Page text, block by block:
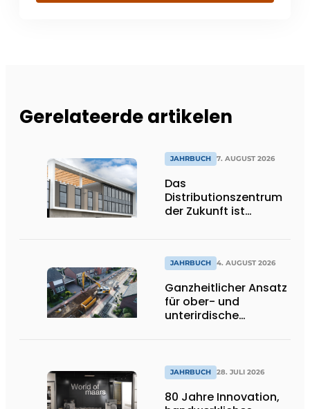
Gerelateerde artikelen
JAHRBUCH 7. AUGUST 2026
Das
Distributionszentrum
der Zukunft ist
lässt Tageslicht tief
ins Innere strömen
JAHRBUCH 4. AUGUST 2026
Ganzheitlicher Ansatz
für ober- und
unterirdische
JAHRBUCH 28. JULI 2026
80 Jahre Innovation,